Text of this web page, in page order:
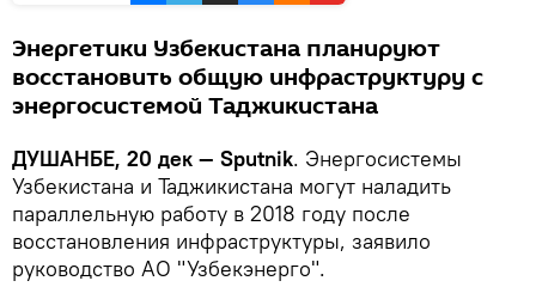
Энергетики Узбекистана планируют
восстановить общую инфраструктуру с
энергосистемой Таджикистана
ДУШАНБЕ, 20 дек — Sputnik. Энергосистемы
Узбекистана и Таджикистана могут наладить
параллельную работу в 2018 году после
восстановления инфраструктуры, заявило
руководство АО "Узбекэнерго".